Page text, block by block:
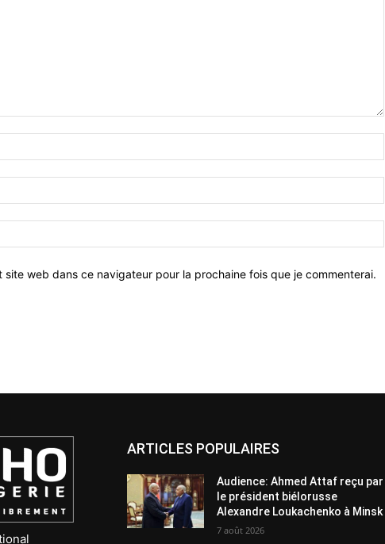
site web dans ce navigateur pour la prochaine fois que je commenterai.
ARTICLES POPULAIRES
Audience: Ahmed Attaf reçu par
le président biélorusse
Alexandre Loukachenko à Minsk
7 août 2026